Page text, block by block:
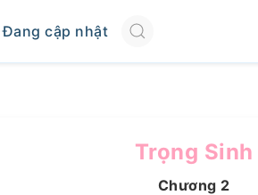
Đang cập nhật
Trọng Sinh
Chương 2